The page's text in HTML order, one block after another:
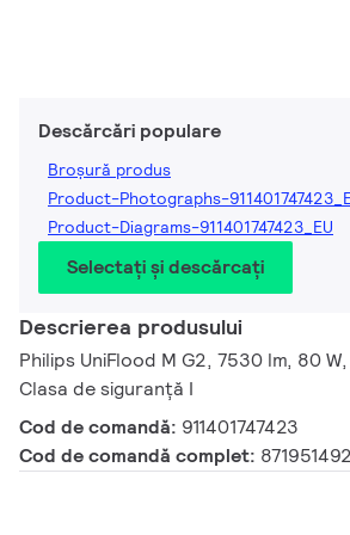
Descărcări populare
Broșură produs
Product-Photographs-
Product-Diagrams-911401747423_EU
Selectați și descărcați
Descrierea produsului
Philips UniFlood M G2, 7530 lm, 80
Clasa de siguranță I
Cod de comandă: 911401747423
Cod de comandă complet: